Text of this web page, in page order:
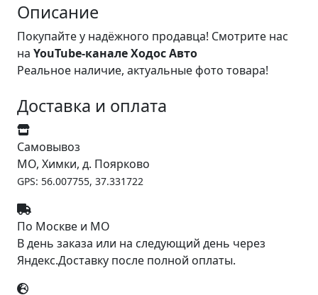
Описание
Покупайте у надёжного продавца! Смотрите нас
на YouTube-канале Ходос Авто
Реальное наличие, актуальные фото товара!
Доставка и оплата
Самовывоз
МО, Химки, д. Поярково
GPS: 56.007755, 37.331722
По Москве и МО
В день заказа или на следующий день через
Яндекс.Доставку после полной оплаты.